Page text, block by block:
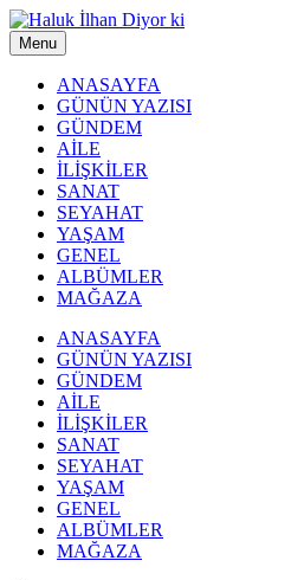
Menu
ANASAYFA
GÜNÜN YAZISI
GÜNDEM
AİLE
İLİŞKİLER
SANAT
SEYAHAT
YAŞAM
GENEL
ALBÜMLER
MAĞAZA
ANASAYFA
GÜNÜN YAZISI
GÜNDEM
AİLE
İLİŞKİLER
SANAT
SEYAHAT
YAŞAM
GENEL
ALBÜMLER
MAĞAZA